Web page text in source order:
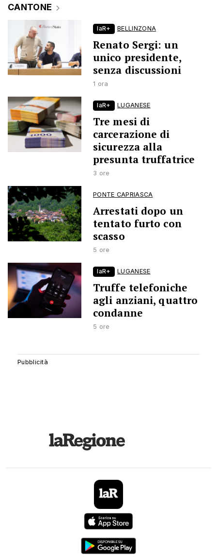
CANTONE
laR+ BELLINZONA
Renato Sergi: un
unico presidente,
senza discussioni
1 ora
laR+ LUGANESE
Tre mesi di
carcerazione di
sicurezza alla
presunta truffatrice
3 ore
PONTE CAPRIASCA
Arrestati dopo un
tentato furto con
scasso
5 ore
laR+ LUGANESE
Truffe telefoniche
agli anziani, quattro
condanne
5 ore